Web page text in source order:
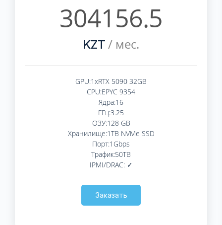
304156.5
KZT / мес.
GPU:1xRTX 5090 32GB
CPU:EPYC 9354
Ядра:16
ГГц:3.25
ОЗУ:128 GB
Хранилище:1TB NVMe SSD
Порт:1Gbps
Трафик:50TB
IPMI/DRAC: ✓
Заказать